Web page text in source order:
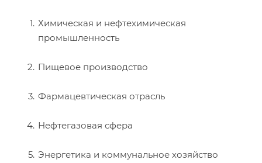
Химическая и нефтехимическая
промышленность
Пищевое производство
Фармацевтическая отрасль
Нефтегазовая сфера
Энергетика и коммунальное хозяйство